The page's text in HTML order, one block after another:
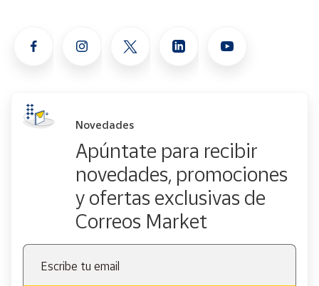
Novedades
Apúntate para recibir
novedades, promociones
y ofertas exclusivas de
Correos Market
Escribe tu email